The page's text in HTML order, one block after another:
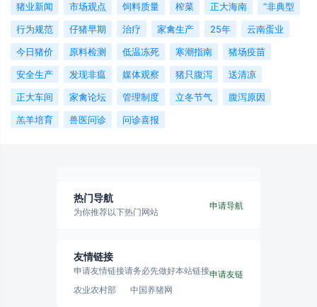
猪业新闻 市场观点 饲料质量 榨菜 正大海南
“非典型
行为规范
仔猪早期 治疗 家禽生产 25年
云南蛋业
今日猪价
原料检测 低温冻死 寒潮指南
猪场疫苗
安全生产
发现非瘟 媒体观察 猪只腹泻
送清凉
正大车间
家禽论坛 管理制度 立冬节气
腹泻原因
羔羊培育
兽医问诊 问诊喜报
热门导航
为你推荐以下热门网站
申请导航
友情链接
申请友情链接请务必先做好本站链接
农业农村部
中国养猪网
申请友链